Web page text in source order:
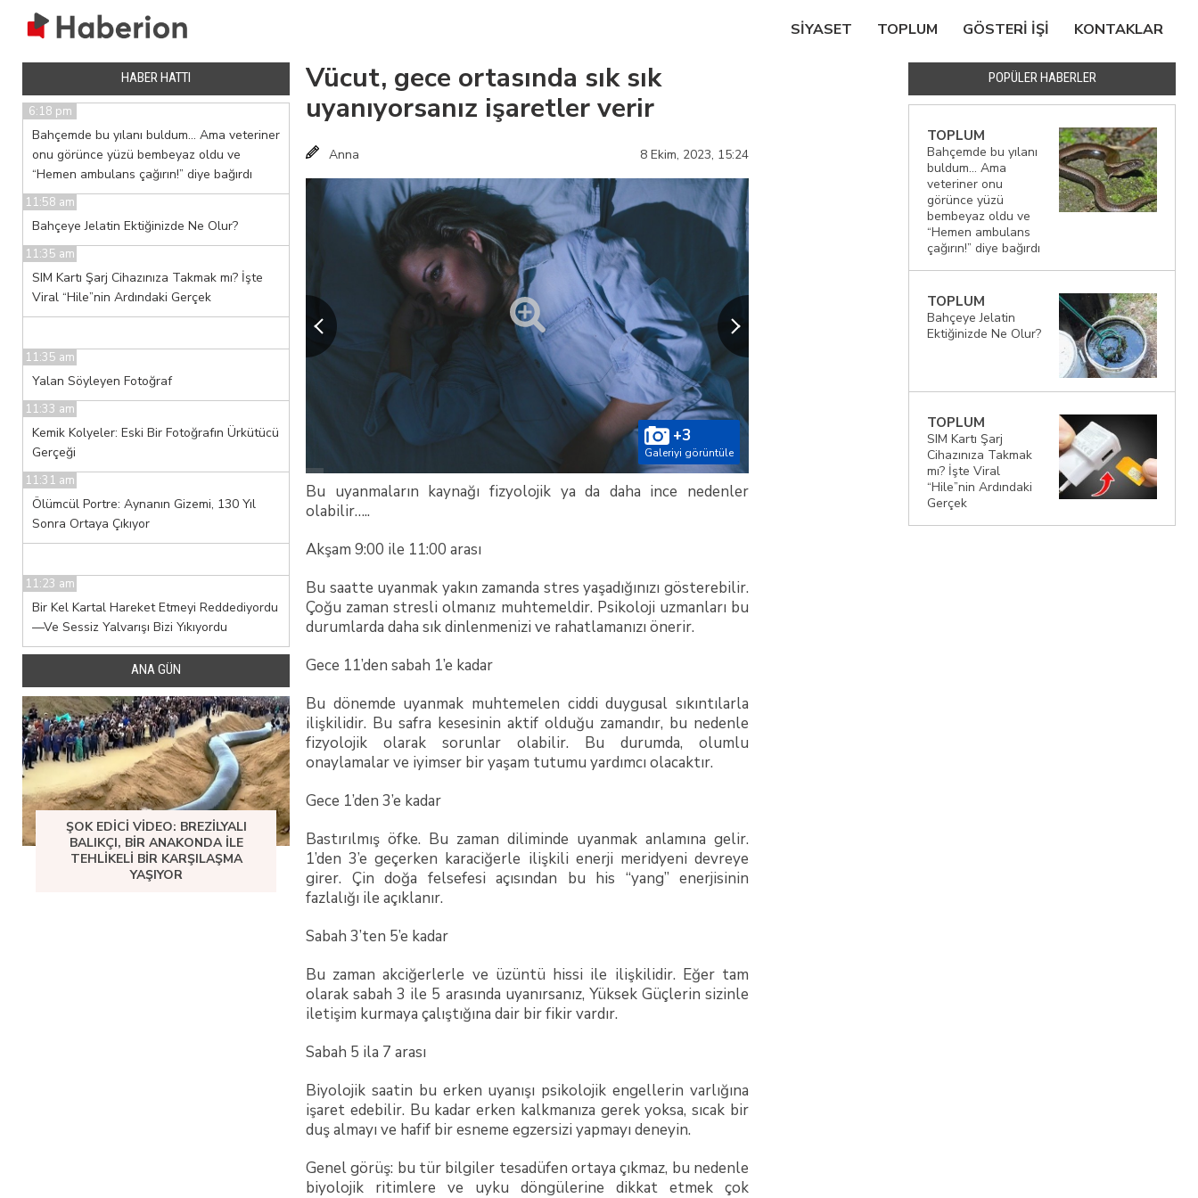
SIYASET TOPLUM GÖSTERI IŞI KONTAKLAR
Vücut, gece ortasında sık sık
uyanıyorsanız işaretler verir
Anna 8 Ekim, 2023, 15:24
+3
Galeriyi görüntüle
Bu uyanmaların kaynağı fizyolojik ya da daha ince nedenler
olabilir…..
Akşam 9:00 ile 11:00 arası
Bu saatte uyanmak yakın zamanda stres yaşadığınızı gösterebilir.
Çoğu zaman stresli olmanız muhtemeldir. Psikoloji uzmanları bu
durumlarda daha sık dinlenmenizi ve rahatlamanızı önerir.
Gece 11’den sabah 1’e kadar
Bu dönemde uyanmak muhtemelen ciddi duygusal sıkıntılarla
ilişkilidir. Bu safra kesesinin aktif olduğu zamandır, bu nedenle
fizyolojik olarak sorunlar olabilir. Bu durumda, olumlu
onaylamalar ve iyimser bir yaşam tutumu yardımcı olacaktır.
Gece 1’den 3’e kadar
Bastırılmış öfke. Bu zaman diliminde uyanmak anlamına gelir.
1’den 3’e geçerken karaciğerle ilişkili enerji meridyeni devreye
girer. Çin doğa felsefesi açısından bu his “yang” enerjisinin
fazlalığı ile açıklanır.
Sabah 3’ten 5’e kadar
Bu zaman akciğerlerle ve üzüntü hissi ile ilişkilidir. Eğer tam
olarak sabah 3 ile 5 arasında uyanırsanız, Yüksek Güçlerin sizinle
iletişim kurmaya çalıştığına dair bir fikir vardır.
Sabah 5 ila 7 arası
Biyolojik saatin bu erken uyanışı psikolojik engellerin varlığına
işaret edebilir. Bu kadar erken kalkmanıza gerek yoksa, sıcak bir
duş almayı ve hafif bir esneme egzersizi yapmayı deneyin.
Genel görüş: bu tür bilgiler tesadüfen ortaya çıkmaz, bu nedenle
biyolojik ritimlere ve uyku döngülerine dikkat etmek çok
POPÜLER HABERLER
TOPLUM
Bahçemde bu yılanı
buldum… Ama
veteriner onu
görünce yüzü
bembeyaz oldu ve
“Hemen ambulans
çağırın!” diye bağırdı
TOPLUM
Bahçeye Jelatin
Ektiğinizde Ne Olur?
TOPLUM
SIM Kartı Şarj
Cihazınıza Takmak
mı? İşte Viral
“Hile”nin Ardındaki
Gerçek
HABER HATTI
6:18 pm
Bahçemde bu yılanı buldum… Ama veteriner
onu görünce yüzü bembeyaz oldu ve
“Hemen ambulans çağırın!” diye bağırdı
11:58 am
Bahçeye Jelatin Ektiğinizde Ne Olur?
11:35 am
SIM Kartı Şarj Cihazınıza Takmak mı? İşte
Viral “Hile”nin Ardındaki Gerçek
11:35 am
Yalan Söyleyen Fotoğraf
11:33 am
Kemik Kolyeler: Eski Bir Fotoğrafın Ürkütücü
Gerçeği
11:31 am
Ölümcül Portre: Aynanın Gizemi, 130 Yıl
Sonra Ortaya Çıkıyor
11:23 am
Bir Kel Kartal Hareket Etmeyi Reddediyordu
—Ve Sessiz Yalvarışı Bizi Yıkıyordu
ANA GÜN
ŞOK EDICI VIDEO: BREZILYALI
BALIKÇI, BIR ANAKONDA ILE
TEHLIKELI BIR KARŞILAŞMA
YAŞIYOR